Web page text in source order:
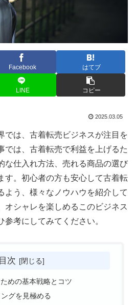
Facebook はてブ
LINE コピー
2025.03.05
では、古着転売ビジネスが注目を
では、古着転売で利益を上げるた
な仕入れ方法、売れる商品の選び
す。初心者の方も安心して古着転
よう、様々なノウハウを紹介して
オシャレを楽しめるこのビジネス
考にしてみてください。
目次
めの基本戦略とコツ
グを見極める